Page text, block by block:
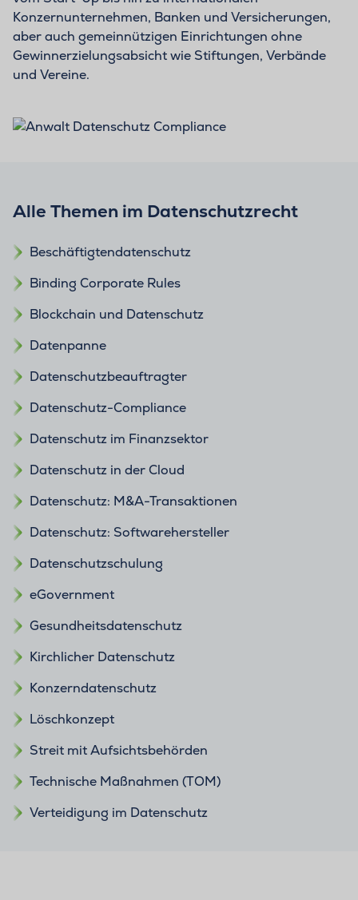
Konzernunternehmen, Banken und Versicherungen,
aber auch gemeinnützigen Einrichtungen ohne
Gewinnerzielungsabsicht wie Stiftungen, Verbände
und Vereine.
Alle Themen im Datenschutzrecht
Beschäftigtendatenschutz
Binding Corporate Rules
Blockchain und Datenschutz
Datenpanne
Datenschutzbeauftragter
Datenschutz-Compliance
Datenschutz im Finanzsektor
Datenschutz in der Cloud
Datenschutz: M&A-Transaktionen
Datenschutz: Softwarehersteller
Datenschutzschulung
eGovernment
Gesundheitsdatenschutz
Kirchlicher Datenschutz
Konzerndatenschutz
Löschkonzept
Streit mit Aufsichtsbehörden
Technische Maßnahmen (TOM)
Verteidigung im Datenschutz